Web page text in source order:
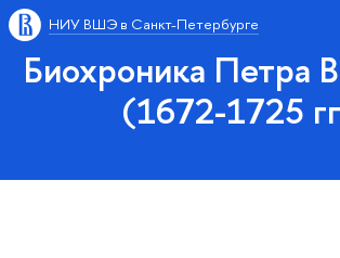
НИУ ВШЭ в Санкт-Петербурге
Биохроника Петра
(1672-1725